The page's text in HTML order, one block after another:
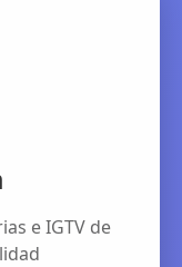
e IGTV de